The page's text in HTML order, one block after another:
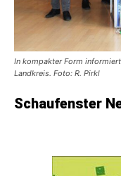
In kompakter Form
Landkreis. Foto: R. Pirkl
Schaufenster